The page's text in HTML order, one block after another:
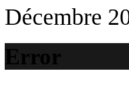
Décembre
Error